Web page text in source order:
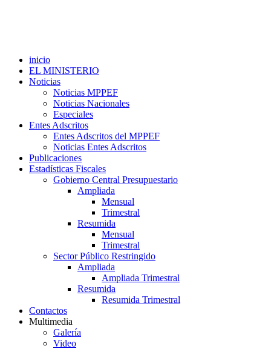
inicio
EL MINISTERIO
Noticias
Noticias MPPEF
Noticias Nacionales
Especiales
Entes Adscritos
Entes Adscritos del MPPEF
Noticias Entes Adscritos
Publicaciones
Estadísticas Fiscales
Gobierno Central Presupuestario
Ampliada
Mensual
Trimestral
Resumida
Mensual
Trimestral
Sector Público Restringido
Ampliada
Ampliada Trimestral
Resumida
Resumida Trimestral
Contactos
Multimedia
Galería
Video